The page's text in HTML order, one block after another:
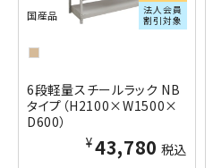
法人会員
割引対象
国産品
6段軽量スチールラック NB
タイプ（H2100×W1500×
D600）
¥43,780 税込